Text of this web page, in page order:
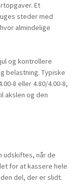
Et
steder med
almindelige
og kontrollere
belastning. Typiske
8 eller 4.80/4.00-8,
akslen og den
udskiftes, når de
for at kassere hele
del, der er slidt.